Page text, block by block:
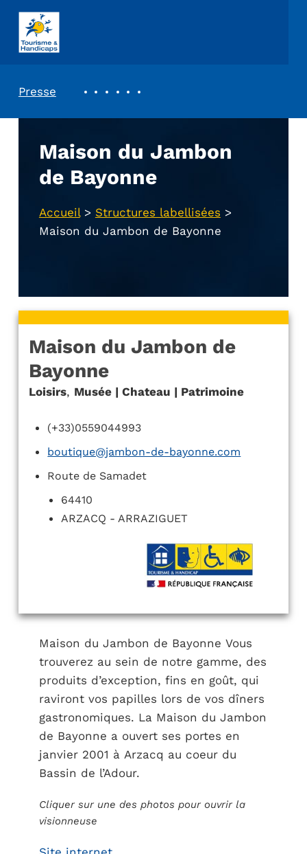
ASSOCIATION TOURISME ET HANDICAPS
Presse
Maison du Jambon
de Bayonne
Accueil> Structures labellisées >
Maison du Jambon de Bayonne
Maison du Jambon de
Bayonne
Loisirs, Musée | Chateau | Patrimoine
(+33)0559044993
boutique@jambon-de-bayonne.com
Route de Samadet
64410
ARZACQ - ARRAZIGUET
Maison du Jambon de Bayonne Vous
trouverez au sein de notre gamme, des
produits d’exception, fins en goût, qui
raviront vos papilles lors de vos dîners
gastronomiques. La Maison du Jambon
de Bayonne a ouvert ses portes en
janvier 2001 à Arzacq au coeur du
Bassin de l’Adour.
Cliquer sur une des photos pour ouvrir la
visionneuse